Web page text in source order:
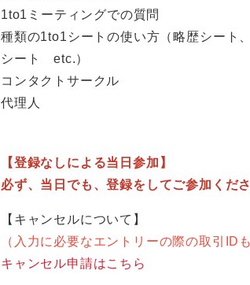
1to1ミーティングでの質問
種類の1to1シートの使い方（略歴シート
シート etc.）
コンタクトサークル
代理人
【登録なしによる当日参加】
必ず、当日でも、登録をしてご参加くださ
【キャンセルについて】
（入力に必要なエントリーの際の取引ID
キャンセル申請はこちら